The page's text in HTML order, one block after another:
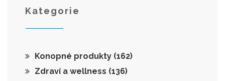
Kategorie
Konopné produkty (162)
Zdraví a wellness (136)